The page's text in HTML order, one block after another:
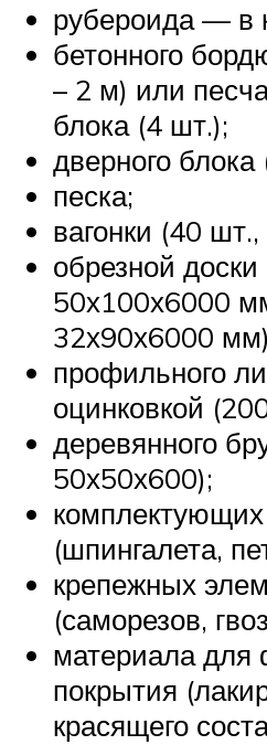
рубероида — в
бетонного
– 2 м) или
блока (4 шт.);
дверного
песка;
вагонки (40
обрезной
50х100х6000
32х90х6000
профильного
оцинковкой
деревянного
50х50х600);
(шпингалета,
крепежных
(саморезов,
материала для
покрытия
красящего